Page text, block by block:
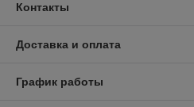
Контакты
Доставка и оплата
График работы